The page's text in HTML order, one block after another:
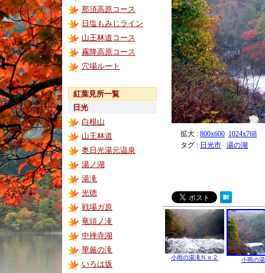
那須高原コース
日塩もみじライン
山王林道コース
霧降高原コース
穴場ルート
紅葉見所一覧
日光
白根山
山王林道
奥日光湯元温泉
湯ノ湖
湯滝
光徳
戦場ガ原
竜頭ノ滝
中禅寺湖
華厳の滝
いろは坂
拡大 : 800x600 1024x768
タグ : 日光市 湯の湖
小雨の湯滝Ｎｏ２ 小雨の